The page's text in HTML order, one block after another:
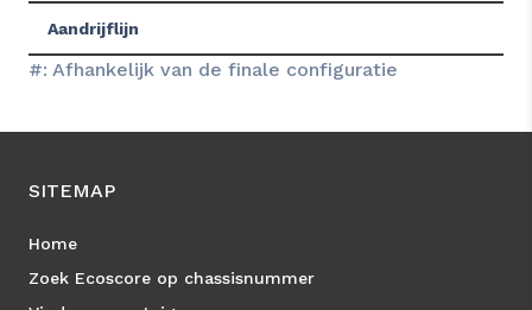
Aandrijflijn
#: Afhankelijk van de finale configuratie
SITEMAP
Home
Zoek Ecoscore op chassisnummer